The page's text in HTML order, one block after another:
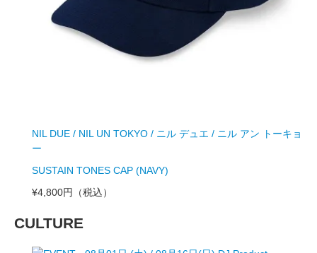
NIL DUE / NIL UN TOKYO / ニル デュエ / ニル アン トーキョ
ー
SUSTAIN TONES CAP (NAVY)
¥4,800円
（税込）
CULTURE